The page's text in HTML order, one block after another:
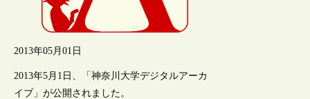
2013年05月01日
2013年5月1日、「神奈川大学デジタルアーカ
イブ」が公開されました。